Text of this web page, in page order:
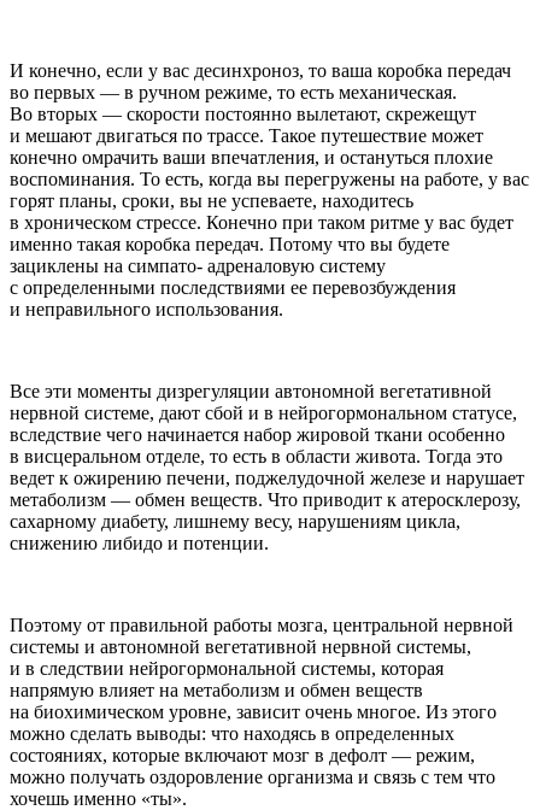
И конечно, если у вас десинхроноз, то ваша коробка передач
во первых — в ручном режиме, то есть механическая.
Во вторых — скорости постоянно вылетают, скрежещут
и мешают двигаться по трассе. Такое путешествие может
конечно омрачить ваши впечатления, и остануться плохие
воспоминания. То есть, когда вы перегружены на работе, у вас
горят планы, сроки, вы не успеваете, находитесь
в хроническом стрессе. Конечно при таком ритме у вас будет
именно такая коробка передач. Потому что вы будете
зациклены на симпато- адреналовую систему
с определенными последствиями ее перевозбуждения
и неправильного использования.
Все эти моменты дизрегуляции автономной вегетативной
нервной системе, дают сбой и в нейрогормональном статусе,
вследствие чего начинается набор жировой ткани особенно
в висцеральном отделе, то есть в области живота. Тогда это
ведет к ожирению печени, поджелудочной железе и нарушает
метаболизм — обмен веществ. Что приводит к атеросклерозу,
сахарному диабету, лишнему весу, нарушениям цикла,
снижению либидо и потенции.
Поэтому от правильной работы мозга, центральной нервной
системы и автономной вегетативной нервной системы,
и в следствии нейрогормональной системы, которая
напрямую влияет на метаболизм и обмен веществ
на биохимическом уровне, зависит очень многое. Из этого
можно сделать выводы: что находясь в определенных
состояниях, которые включают мозг в дефолт — режим,
можно получать оздоровление организма и связь с тем что
хочешь именно «ты».